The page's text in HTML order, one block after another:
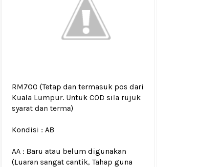
RM700 (Tetap dan termasuk pos dari
Kuala Lumpur. Untuk COD sila rujuk
syarat dan terma)
Kondisi : AB
AA : Baru atau belum digunakan
(Luaran sangat cantik, Tahap guna